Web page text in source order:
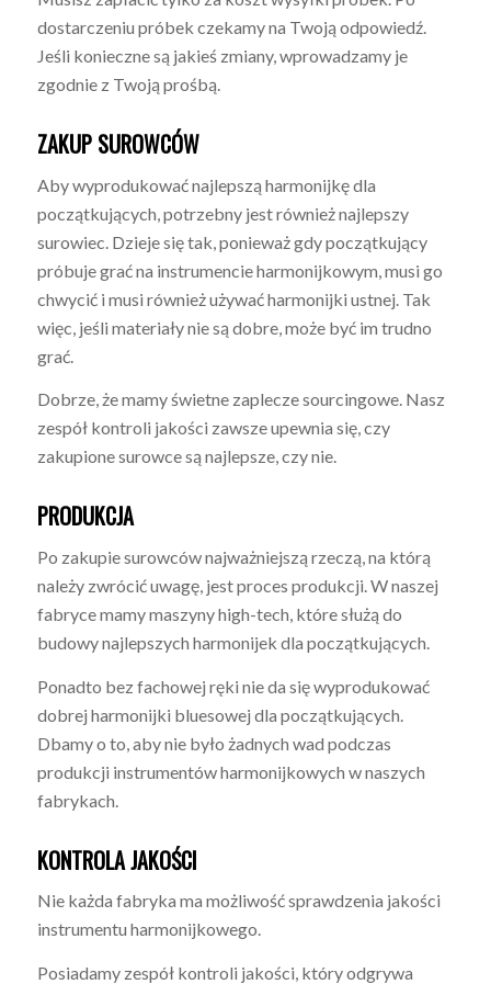
dostarczeniu próbek czekamy na Twoją odpowiedź.
Jeśli konieczne są jakieś zmiany, wprowadzamy je
zgodnie z Twoją prośbą.
ZAKUP SUROWCÓW
Aby wyprodukować najlepszą harmonijkę dla
początkujących, potrzebny jest również najlepszy
surowiec. Dzieje się tak, ponieważ gdy początkujący
próbuje grać na instrumencie harmonijkowym, musi go
chwycić i musi również używać harmonijki ustnej. Tak
więc, jeśli materiały nie są dobre, może być im trudno
grać.
Dobrze, że mamy świetne zaplecze sourcingowe. Nasz
zespół kontroli jakości zawsze upewnia się, czy
zakupione surowce są najlepsze, czy nie.
PRODUKCJA
Po zakupie surowców najważniejszą rzeczą, na którą
należy zwrócić uwagę, jest proces produkcji. W naszej
fabryce mamy maszyny high-tech, które służą do
budowy najlepszych harmonijek dla początkujących.
Ponadto bez fachowej ręki nie da się wyprodukować
dobrej harmonijki bluesowej dla początkujących.
Dbamy o to, aby nie było żadnych wad podczas
produkcji instrumentów harmonijkowych w naszych
fabrykach.
KONTROLA JAKOŚCI
Nie każda fabryka ma możliwość sprawdzenia jakości
instrumentu harmonijkowego.
Posiadamy zespół kontroli jakości, który odgrywa